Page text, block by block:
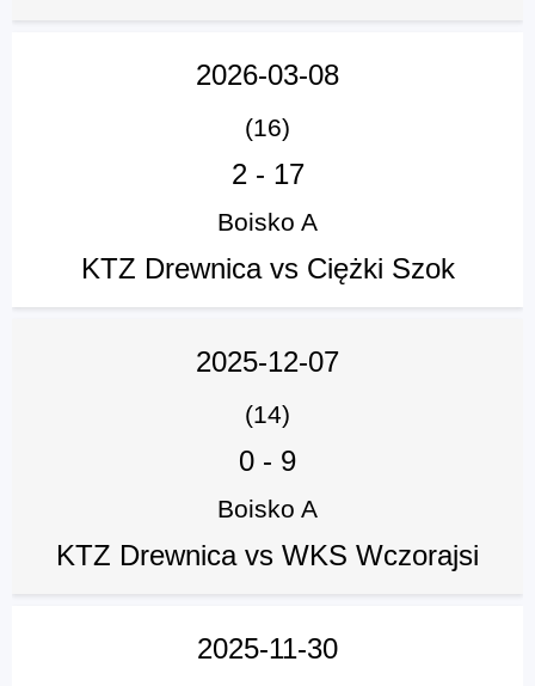
2026-03-08
(16)
2- 17
Boisko A
KTZ Drewnica vs Ciężki Szok
2025-12-07
(14)
0 - 9
Boisko A
KTZ Drewnica vs WKS Wczorajsi
2025-11-30